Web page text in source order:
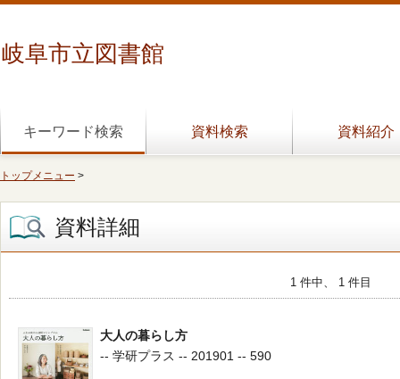
岐阜市立図書館
キーワード検索 資料検索 資料紹介
トップメニュー >
資料詳細
1 件中、 1 件目
大人の暮らし方
-- 学研プラス -- 201901 -- 590